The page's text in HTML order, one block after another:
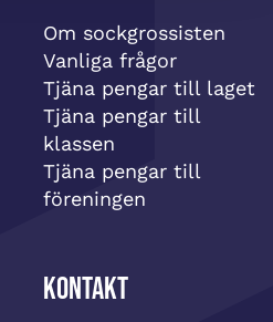
Om sockgrossisten
Vanliga frågor
Tjäna pengar till laget
Tjäna pengar till
klassen
Tjäna pengar till
föreningen
Kontakt